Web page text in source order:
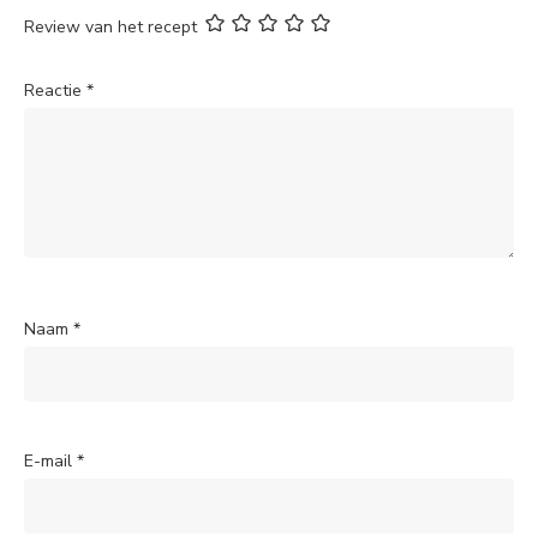
Review van het recept
Reactie *
Naam *
E-mail *